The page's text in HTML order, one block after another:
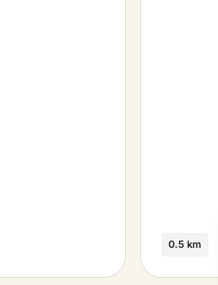
0.5 km